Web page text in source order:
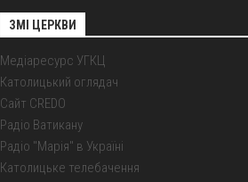
ЗМІ ЦЕРКВИ
Медіаресурс УГКЦ
Католицький оглядач
Сайт CREDO
Радіо Ватикану
Радіо "Марія" в Україні
Католицьке телебачення